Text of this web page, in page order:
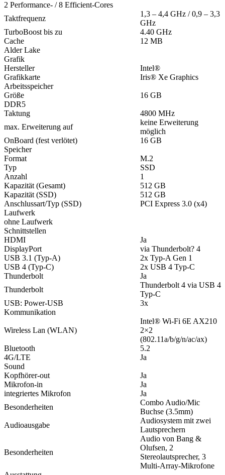
2 Performance- / 8 Efficient-Cores
Taktfrequenz
1,3 – 4,4 GHz / 0,9 – 3,3
GHz
TurboBoost bis zu
4.40 GHz
Cache
12 MB
Alder Lake
Grafik
Hersteller
Intel®
Grafikkarte
Iris® Xe Graphics
Arbeitsspeicher
Größe
16 GB
DDR5
Taktung
4800 MHz
max. Erweiterung auf
keine Erweiterung
möglich
OnBoard (fest verlötet)
16 GB
Speicher
Format
M.2
Typ
SSD
Anzahl
1
Kapazität (Gesamt)
512 GB
Kapazität (SSD)
512 GB
Anschlussart/Typ (SSD)
PCI Express 3.0 (x4)
Laufwerk
ohne Laufwerk
Schnittstellen
HDMI
Ja
DisplayPort
via Thunderbolt? 4
USB 3.1 (Typ-A)
2x Typ-A Gen 1
USB 4 (Typ-C)
2x USB 4 Typ-C
Thunderbolt
Ja
Thunderbolt
Thunderbolt 4 via USB 4
Typ-C
USB: Power-USB
3x
Kommunikation
Wireless Lan (WLAN)
Intel® Wi-Fi 6E AX210
2×2
(802.11a/b/g/n/ac/ax)
Bluetooth
5.2
4G/LTE
Ja
Sound
Kopfhörer-out
Ja
Mikrofon-in
Ja
integriertes Mikrofon
Ja
Besonderheiten
Combo Audio/Mic
Buchse (3.5mm)
Audioausgabe
Audiosystem mit zwei
Lautsprechern
Besonderheiten
Audio von Bang &
Olufsen, 2
Stereolautsprecher, 3
Multi-Array-Mikrofone